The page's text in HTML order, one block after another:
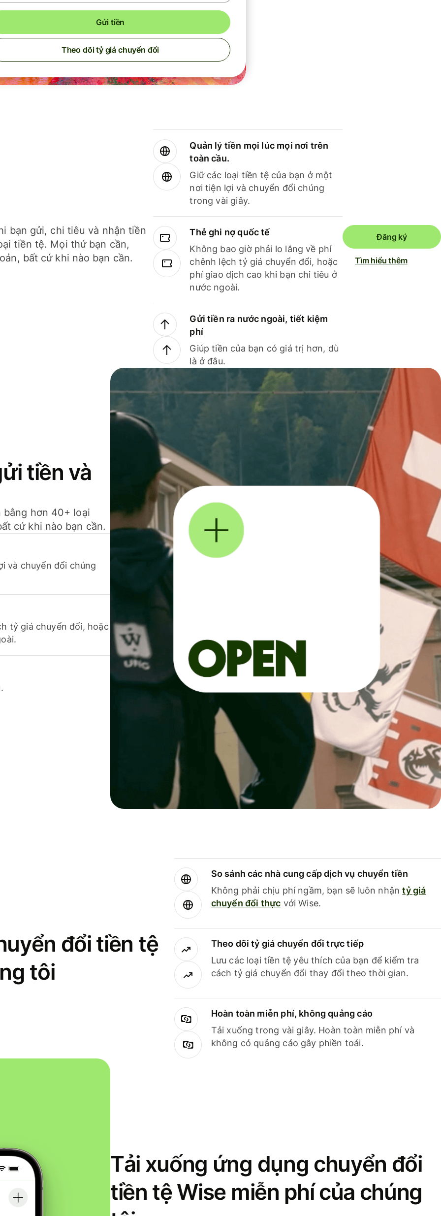
Gửi tiền
Theo dõi tỷ giá chuyển đổi
bạn gửi, chi tiêu và nhận tiền
tiền tệ. Mọi thứ bạn cần,
bất cứ khi nào bạn cần.
Quản lý tiền mọi lúc mọi nơi trên
toàn cầu.
Giữ các loại tiền tệ của bạn ở một
nơi tiện lợi và chuyển đổi chúng
trong vài giây.
Thẻ ghi nợ quốc tế
Không bao giờ phải lo lắng về phí
chênh lệch tỷ giá chuyển đổi, hoặc
phí giao dịch cao khi bạn chi tiêu ở
nước ngoài.
Gửi tiền ra nước ngoài, tiết kiệm
phí
Giúp tiền của bạn có giá trị hơn, dù
là ở đâu.
Đăng ký
Tìm hiểu thêm
tiền và
hơn 40+ loại
cứ khi nào bạn cần.
và chuyển đổi chúng
tỷ giá chuyển đổi, hoặc
đổi tiền tệ
tôi
So sánh các nhà cung cấp dịch vụ chuyển tiền
Không phải chịu phí ngầm, bạn sẽ luôn nhậntỷ giá
chuyển đổi thực với Wise.
Theo dõi tỷ giá chuyển đổi trực tiếp
Lưu các loại tiền tệ yêu thích của bạn để kiểm tra
cách tỷ giá chuyển đổi thay đổi theo thời gian.
Hoàn toàn miễn phí, không quảng cáo
Tải xuống trong vài giây. Hoàn toàn miễn phí và
không có quảng cáo gây phiền toái.
Tải xuống ứng dụng chuyển đổi
tiền tệ Wise miễn phí của chúng